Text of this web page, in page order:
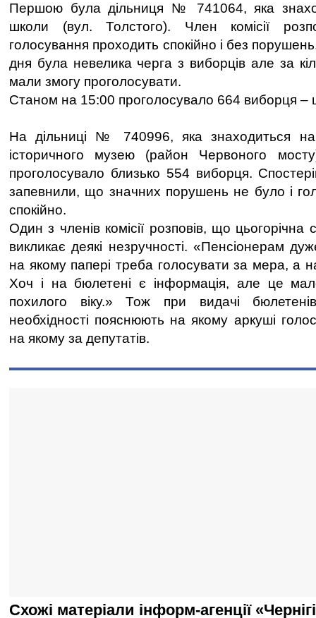
Першою була дільниця № 741064, яка
школи (вул. Толстого). Член комісії
голосування проходить спокійно і без
дня була невелика черга з виборців але за
мали змогу проголосувати.
Станом на 15:00 проголосувало 664 виборця –
На дільниці № 740996, яка знаходиться на
історичного музею (район Червоного
проголосувало близько 554 виборця.
запевнили, що значних порушень не було і
спокійно.
Один з членів комісії розповів, що цьогорічна
викликає деякі незручності. «Пенсіонерам
на якому папері треба голосувати за мера, а
Хоч і на бюлетені є інформація, але це
похилого віку.» Тож при видачі
необхідності пояснюють на якому аркуші
на якому за депутатів.
Схожі матеріали інформ-агенції